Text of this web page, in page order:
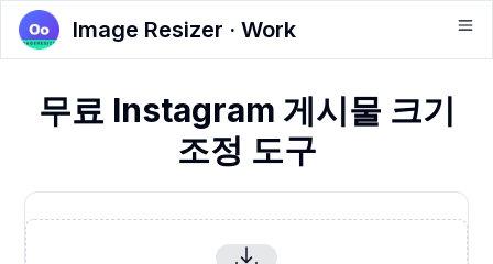
Image Resizer · Work
무료 Instagram 게시물 크기
조정 도구